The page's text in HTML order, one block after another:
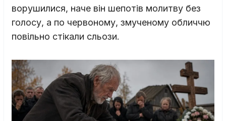
ворушилися, наче він шепотів молитву без
голосу, а по червоному, змученому обличчю
повільно стікали сльози.